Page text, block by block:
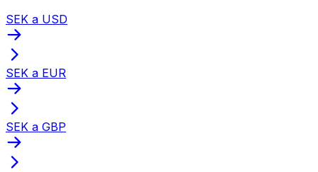
SEK a USD
SEK a EUR
SEK a GBP